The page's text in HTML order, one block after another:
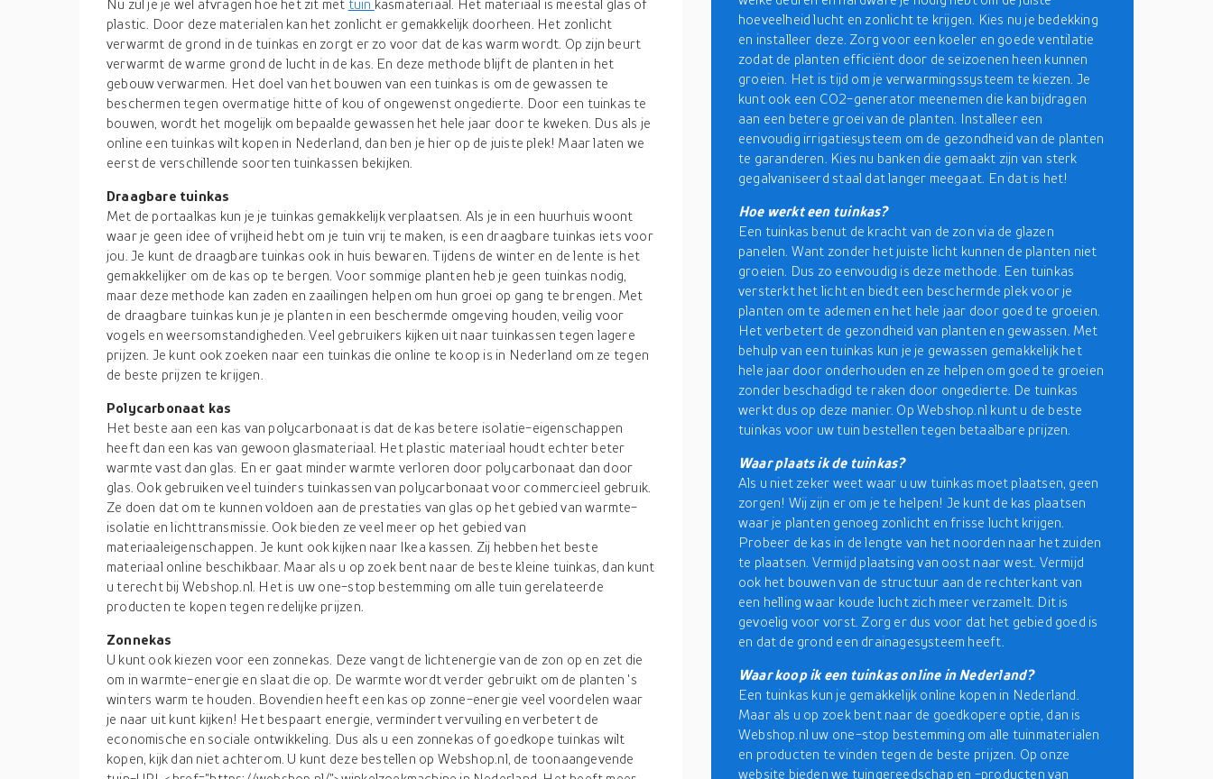
Nu zul je je wel afvragen hoe het zit met tuin kasmateriaal. Het materiaal is meestal glas of
plastic. Door deze materialen kan het zonlicht er gemakkelijk doorheen. Het zonlicht
verwarmt de grond in de tuinkas en zorgt er zo voor dat de kas warm wordt. Op zijn beurt
verwarmt de warme grond de lucht in de kas. En deze methode blijft de planten in het
gebouw verwarmen. Het doel van het bouwen van een tuinkas is om de gewassen te
beschermen tegen overmatige hitte of kou of ongewenst ongedierte. Door een tuinkas te
bouwen, wordt het mogelijk om bepaalde gewassen het hele jaar door te kweken. Dus als je
online een tuinkas wilt kopen in Nederland, dan ben je hier op de juiste plek! Maar laten we
eerst de verschillende soorten tuinkassen bekijken.
Draagbare tuinkas
Met de portaalkas kun je je tuinkas gemakkelijk verplaatsen. Als je in een huurhuis woont
waar je geen idee of vrijheid hebt om je tuin vrij te maken, is een draagbare tuinkas iets voor
jou. Je kunt de draagbare tuinkas ook in huis bewaren. Tijdens de winter en de lente is het
gemakkelijker om de kas op te bergen. Voor sommige planten heb je geen tuinkas nodig,
maar deze methode kan zaden en zaailingen helpen om hun groei op gang te brengen. Met
de draagbare tuinkas kun je je planten in een beschermde omgeving houden, veilig voor
vogels en weersomstandigheden. Veel gebruikers kijken uit naar tuinkassen tegen lagere
prijzen. Je kunt ook zoeken naar een tuinkas die online te koop is in Nederland om ze tegen
de beste prijzen te krijgen.
Polycarbonaat kas
Het beste aan een kas van polycarbonaat is dat de kas betere isolatie-eigenschappen
heeft dan een kas van gewoon glasmateriaal. Het plastic materiaal houdt echter beter
warmte vast dan glas. En er gaat minder warmte verloren door polycarbonaat dan door
glas. Ook gebruiken veel tuinders tuinkassen van polycarbonaat voor commercieel gebruik.
Ze doen dat om te kunnen voldoen aan de prestaties van glas op het gebied van warmte-
isolatie en lichttransmissie. Ook bieden ze veel meer op het gebied van
materiaaleigenschappen. Je kunt ook kijken naar Ikea kassen. Zij hebben het beste
materiaal online beschikbaar. Maar als u op zoek bent naar de beste kleine tuinkas, dan kunt
u terecht bij Webshop.nl. Het is uw one-stop bestemming om alle tuin gerelateerde
producten te kopen tegen redelijke prijzen.
Zonnekas
U kunt ook kiezen voor een zonnekas. Deze vangt de lichtenergie van de zon op en zet die
om in warmte-energie en slaat die op. De warmte wordt verder gebruikt om de planten 's
winters warm te houden. Bovendien heeft een kas op zonne-energie veel voordelen waar
je naar uit kunt kijken! Het bespaart energie, vermindert vervuiling en verbetert de
economische en sociale ontwikkeling. Dus als u een zonnekas of goedkope tuinkas wilt
kopen, kijk dan niet achterom. U kunt deze bestellen op Webshop.nl, de toonaangevende
hoeveelheid lucht en zonlicht te krijgen. Kies nu je bedekking
en installeer deze. Zorg voor een koeler en goede ventilatie
zodat de planten efficiënt door de seizoenen heen kunnen
groeien. Het is tijd om je verwarmingssysteem te kiezen. Je
kunt ook een CO2-generator meenemen die kan bijdragen
aan een betere groei van de planten. Installeer een
eenvoudig irrigatiesysteem om de gezondheid van de planten
te garanderen. Kies nu banken die gemaakt zijn van sterk
gegalvaniseerd staal dat langer meegaat. En dat is het!
Hoe werkt een tuinkas?
Een tuinkas benut de kracht van de zon via de glazen
panelen. Want zonder het juiste licht kunnen de planten niet
groeien. Dus zo eenvoudig is deze methode. Een tuinkas
versterkt het licht en biedt een beschermde plek voor je
planten om te ademen en het hele jaar door goed te groeien.
Het verbetert de gezondheid van planten en gewassen. Met
behulp van een tuinkas kun je je gewassen gemakkelijk het
hele jaar door onderhouden en ze helpen om goed te groeien
zonder beschadigd te raken door ongedierte. De tuinkas
werkt dus op deze manier. Op Webshop.nl kunt u de beste
tuinkas voor uw tuin bestellen tegen betaalbare prijzen.
Waar plaats ik de tuinkas?
Als u niet zeker weet waar u uw tuinkas moet plaatsen, geen
zorgen! Wij zijn er om je te helpen! Je kunt de kas plaatsen
waar je planten genoeg zonlicht en frisse lucht krijgen.
Probeer de kas in de lengte van het noorden naar het zuiden
te plaatsen. Vermijd plaatsing van oost naar west. Vermijd
ook het bouwen van de structuur aan de rechterkant van
een helling waar koude lucht zich meer verzamelt. Dit is
gevoelig voor vorst. Zorg er dus voor dat het gebied goed is
en dat de grond een drainagesysteem heeft.
Waar koop ik een tuinkas online in Nederland?
Een tuinkas kun je gemakkelijk online kopen in Nederland.
Maar als u op zoek bent naar de goedkopere optie, dan is
Webshop.nl uw one-stop bestemming om alle tuinmaterialen
en producten te vinden tegen de beste prijzen. Op onze
website bieden we tuingereedschap en -producten van